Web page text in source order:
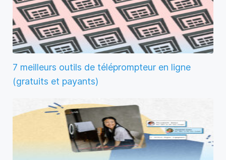
7 meilleurs outils de téléprompteur en ligne
(gratuits et payants)